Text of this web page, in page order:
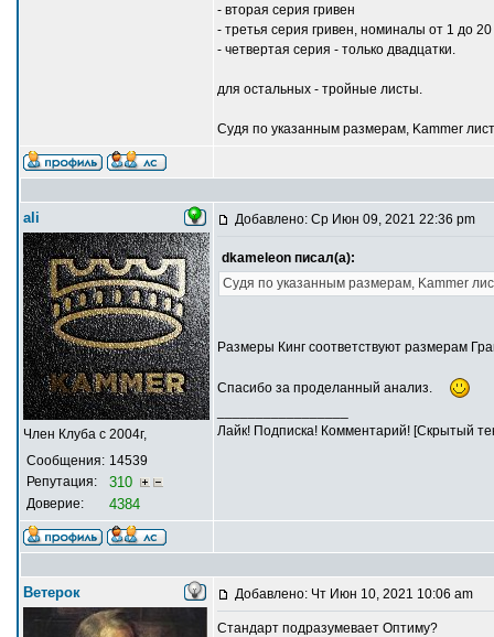
- вторая серия гривен
- третья серия гривен, номиналы от 1 до
- четвертая серия - только двадцатки.
для остальных - тройные листы.
Судя по указанным размерам, Kammer
ali
Член Клуба с 2004г,
Сообщения: 14539
Репутация:
310
Доверие: 4384
Добавлено: Ср Июн 09, 2021 22:36 pm
dkameleon писал(а):
Судя по указанным размерам, Kammer
Размеры Кинг соответствуют размерам
Спасибо за проделанный анализ.
Лайк! Подписка! Комментарий! [Скрытый
Ветерок Добавлено: Чт Июн 10, 2021 10:06 am
Стандарт подразумевает Оптиму?